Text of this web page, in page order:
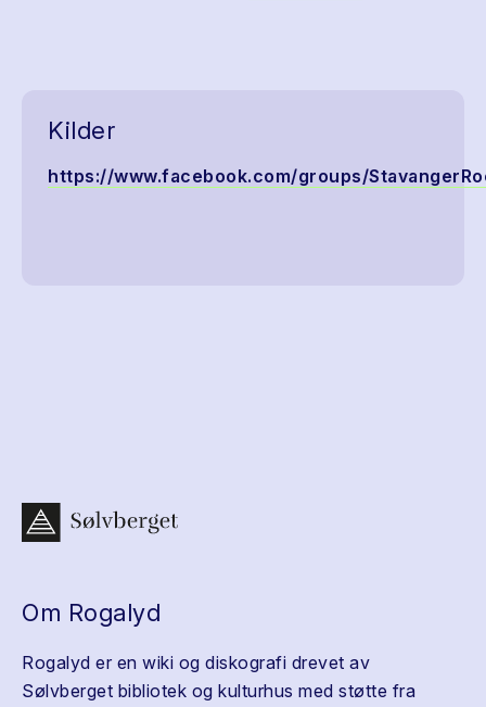
Kilder
https://www.facebook.com/groups/
Om Rogalyd
Rogalyd er en wiki og diskografi drevet av
Sølvberget bibliotek og kulturhus med støtte fra